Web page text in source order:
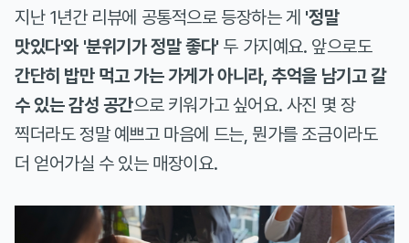
지난 1년간 리뷰에 공통적으로 등장하는 게 '정말
맛있다'와 '분위기가 정말 좋다' 두 가지예요. 앞으로도
간단히 밥만 먹고 가는 가게가 아니라, 추억을 남기고 갈
수 있는 감성 공간으로 키워가고 싶어요. 사진 몇 장
찍더라도 정말 예쁘고 마음에 드는, 뭔가를 조금이라도
더 얻어가실 수 있는 매장이요.